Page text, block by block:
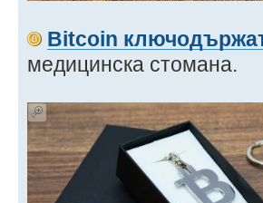
Bitcoin
медицинска стомана.